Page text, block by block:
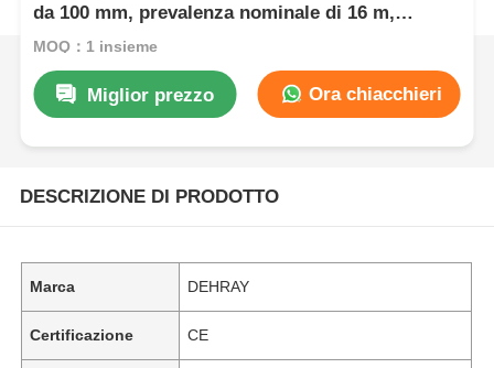
da 100 mm, prevalenza nominale di 16 m,
potenza nominale di 8,6 kW, per il trattamento
di scarico
MOQ：1 insieme
Miglior prezzo Ora chiacchieri
DESCRIZIONE DI PRODOTTO
Marca DEHRAY
Certificazione CE